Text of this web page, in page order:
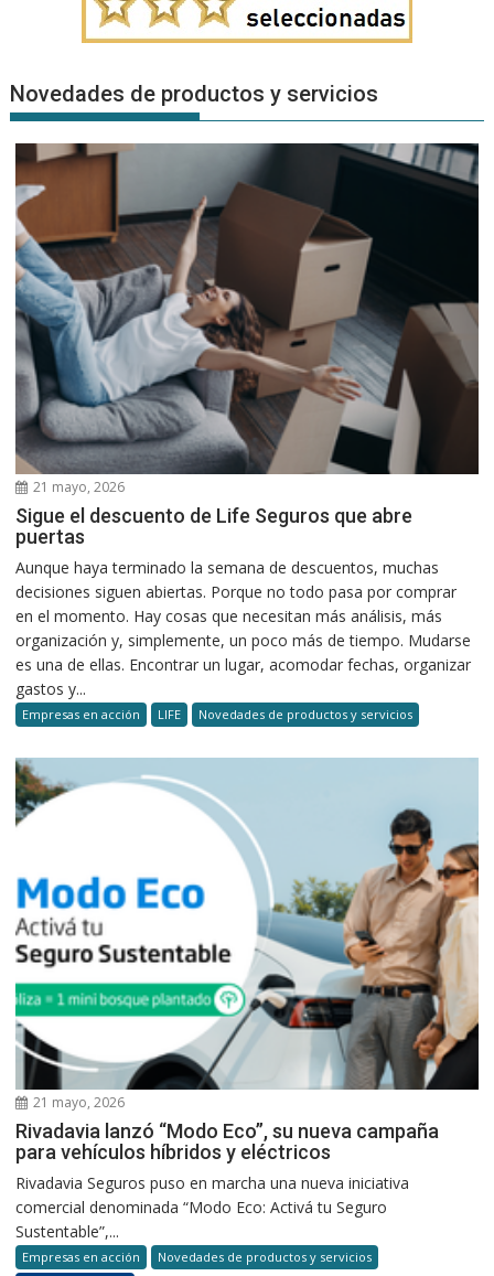
Novedades de productos y servicios
21 mayo, 2026
Sigue el descuento de Life Seguros que abre
puertas
Aunque haya terminado la semana de descuentos, muchas
decisiones siguen abiertas. Porque no todo pasa por comprar
en el momento. Hay cosas que necesitan más análisis, más
organización y, simplemente, un poco más de tiempo. Mudarse
es una de ellas. Encontrar un lugar, acomodar fechas, organizar
gastos y...
Empresas en acción LIFE Novedades de productos y servicios
21 mayo, 2026
Rivadavia lanzó “Modo Eco”, su nueva campaña
para vehículos híbridos y eléctricos
Rivadavia Seguros puso en marcha una nueva iniciativa
comercial denominada “Modo Eco: Activá tu Seguro
Sustentable”,...
Empresas en acción
Novedades de productos y servicios